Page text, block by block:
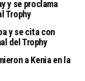
y se proclama
Trophy
y se cita con
del Trophy
a Kenia en la